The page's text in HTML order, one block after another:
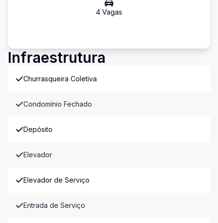
4 Vagas
Infraestrutura
Churrasqueira Coletiva
Condomínio Fechado
Depósito
Elevador
Elevador de Serviço
Entrada de Serviço